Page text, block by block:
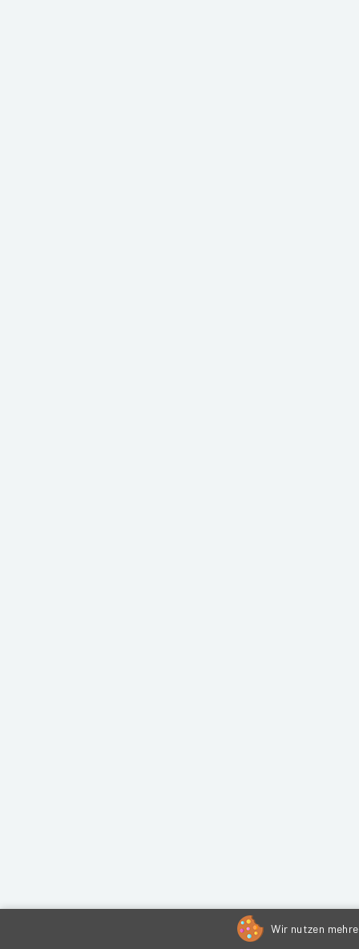
Wir nutzen